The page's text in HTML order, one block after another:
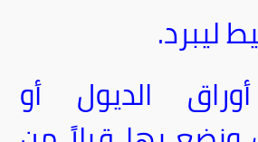
ليبرد.
الديول أو